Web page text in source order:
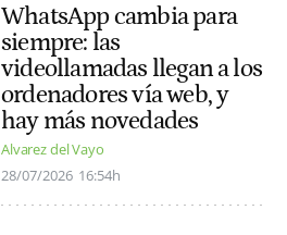
WhatsApp cambia para
siempre: las
videollamadas llegan a los
ordenadores vía web, y
hay más novedades
Alvarez del Vayo
28/07/2026 16:54h